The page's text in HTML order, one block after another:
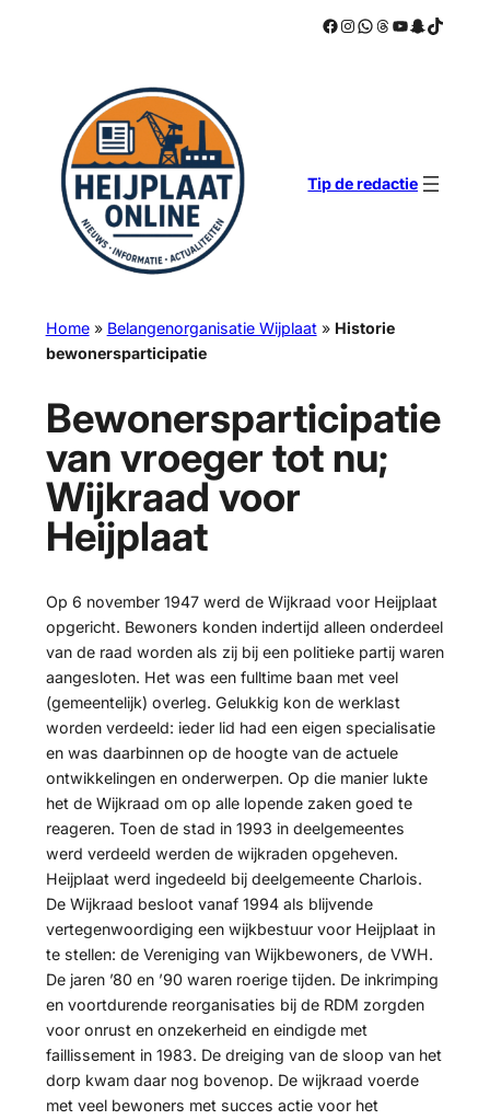
Facebook
Instagram
WhatsApp
Threads
YouTube
Snapchat
TikTok
Tip de redactie
Home» Belangenorganisatie Wijplaat» Historie
bewonersparticipatie
Bewonersparticipatie
van vroeger tot nu;
Wijkraad voor
Heijplaat
Op 6 november 1947 werd de Wijkraad voor Heijplaat
opgericht. Bewoners konden indertijd alleen onderdeel
van de raad worden als zij bij een politieke partij waren
aangesloten. Het was een fulltime baan met veel
(gemeentelijk) overleg. Gelukkig kon de werklast
worden verdeeld: ieder lid had een eigen specialisatie
en was daarbinnen op de hoogte van de actuele
ontwikkelingen en onderwerpen. Op die manier lukte
het de Wijkraad om op alle lopende zaken goed te
reageren. Toen de stad in 1993 in deelgemeentes
werd verdeeld werden de wijkraden opgeheven.
Heijplaat werd ingedeeld bij deelgemeente Charlois.
De Wijkraad besloot vanaf 1994 als blijvende
vertegenwoordiging een wijkbestuur voor Heijplaat in
te stellen: de Vereniging van Wijkbewoners, de VWH.
De jaren ’80 en ’90 waren roerige tijden. De inkrimping
en voortdurende reorganisaties bij de RDM zorgden
voor onrust en onzekerheid en eindigde met
faillissement in 1983. De dreiging van de sloop van het
dorp kwam daar nog bovenop. De wijkraad voerde
met veel bewoners met succes actie voor het